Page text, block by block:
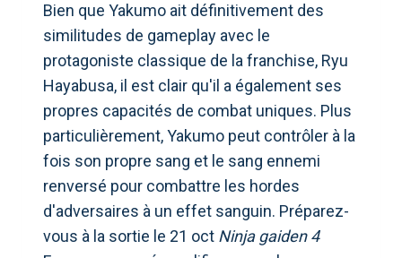
Bien que Yakumo ait définitivement des
similitudes de gameplay avec le
protagoniste classique de la franchise, Ryu
Hayabusa, il est clair qu'il a également ses
propres capacités de combat uniques. Plus
particulièrement, Yakumo peut contrôler à la
fois son propre sang et le sang ennemi
renversé pour combattre les hordes
d'adversaires à un effet sanguin. Préparez-
vous à la sortie le 21 oct Ninja gaiden 4